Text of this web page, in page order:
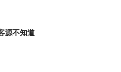
源不知道